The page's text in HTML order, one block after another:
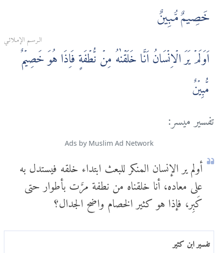
خَصِيمٌ مُّبِينٌ
الـرسـم الإمـلائـي
اَوَلَمۡ يَرَ الۡاِنۡسَانُ اَنَّا خَلَقۡنٰهُ مِنۡ نُّطۡفَةٍ فَاِذَا هُوَ خَصِيۡمٌ
مُّبِيۡنٌ‏
تفسير ميسر:
Ads by Muslim Ad Network
أولم ير الإنسان المنكر للبعث ابتداء خلقه فيستدل به
على معاده، أنا خلقناه من نطفة مرَّت بأطوار حتى
كَبِر، فإذا هو كثير الخصام واضح الجدال؟
تفسير ابن كثير